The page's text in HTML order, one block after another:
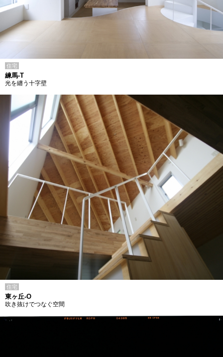
住宅
練馬-T
光を纏う十字壁
住宅
東ヶ丘-O
吹き抜けでつなぐ空間